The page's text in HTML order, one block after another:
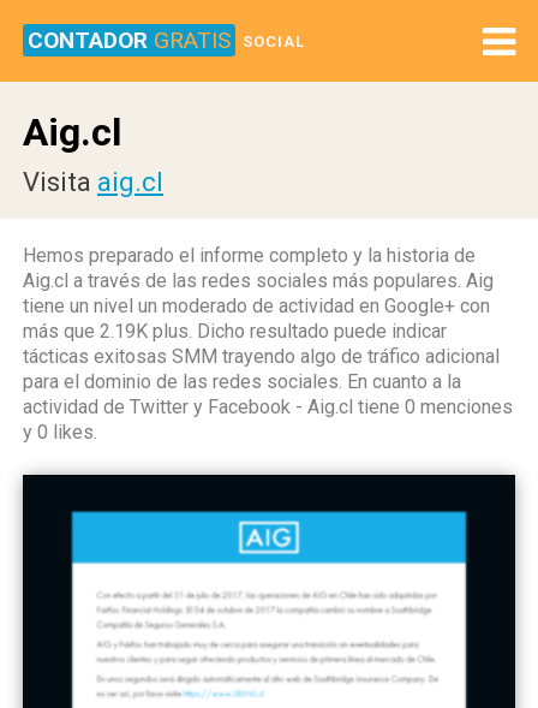
CONTADOR GRATIS SOCIAL
Aig.cl
Visita aig.cl
Hemos preparado el informe completo y la historia de
Aig.cl a través de las redes sociales más populares. Aig
tiene un nivel un moderado de actividad en Google+ con
más que 2.19K plus. Dicho resultado puede indicar
tácticas exitosas SMM trayendo algo de tráfico adicional
para el dominio de las redes sociales. En cuanto a la
actividad de Twitter y Facebook - Aig.cl tiene 0 menciones
y 0 likes.